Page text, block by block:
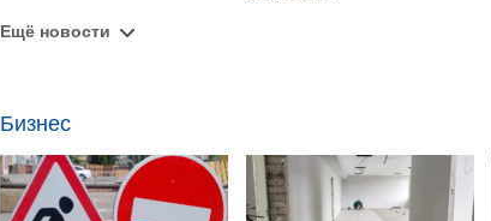
Ещё новости
Бизнес